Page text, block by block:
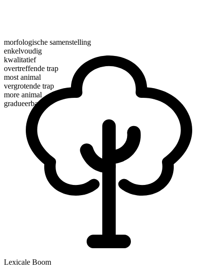
morfologische samenstelling
enkelvoudig
kwalitatief
overtreffende trap
most animal
vergrotende trap
more animal
gradueerbaar
Lexicale Boom